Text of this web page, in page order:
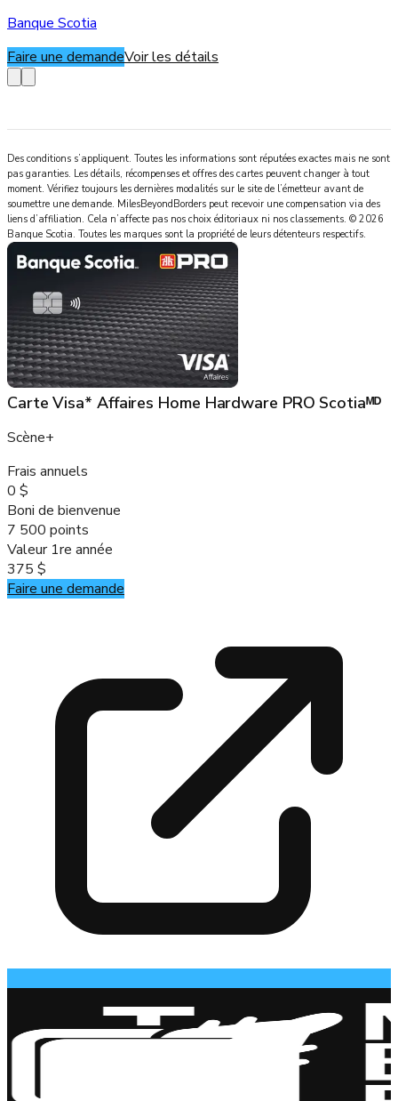
Banque Scotia
Faire une demandeVoir les détails
Des conditions s’appliquent. Toutes les informations sont réputées exactes mais ne sont
pas garanties. Les détails, récompenses et offres des cartes peuvent changer à tout
moment. Vérifiez toujours les dernières modalités sur le site de l’émetteur avant de
soumettre une demande. MilesBeyondBorders peut recevoir une compensation via des
liens d’affiliation. Cela n’affecte pas nos choix éditoriaux ni nos classements. © 2026
Banque Scotia. Toutes les marques sont la propriété de leurs détenteurs respectifs.
Carte Visa* Affaires Home Hardware PRO Scotiaᴹᴰ
Scène+
Frais annuels
0 $
Boni de bienvenue
7 500 points
Valeur 1re année
375 $
Faire une demande